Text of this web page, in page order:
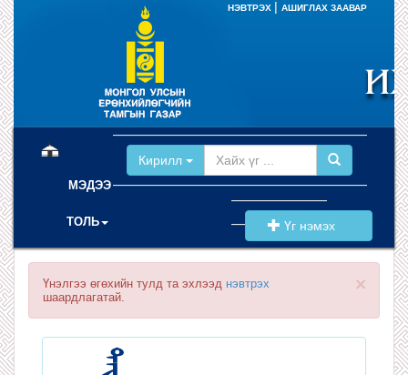
НЭВТРЭХ АШИГЛАХ ЗААВАР
МЭДЭЭ
ТОЛЬ
Кирилл
Үг нэмэх
×
Үнэлгээ өгөхийн тулд та эхлээд нэвтрэх
шаардлагатай.